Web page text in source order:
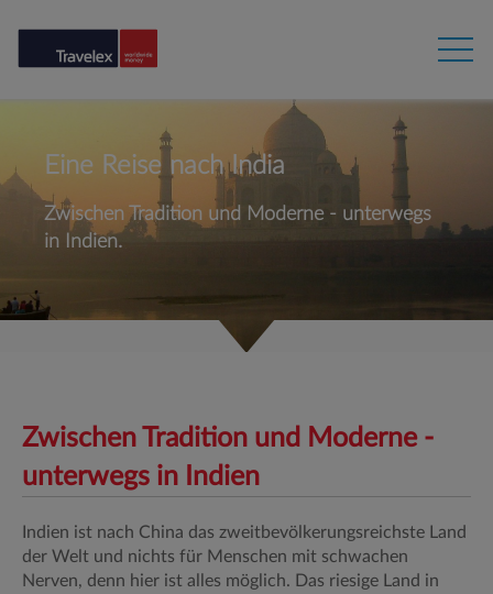
Eine Reise nach India
Zwischen Tradition und Moderne - unterwegs
in Indien.
Zwischen Tradition und Moderne -
unterwegs in Indien
Indien ist nach China das zweitbevölkerungsreichste Land
der Welt und nichts für Menschen mit schwachen
Nerven, denn hier ist alles möglich. Das riesige Land in